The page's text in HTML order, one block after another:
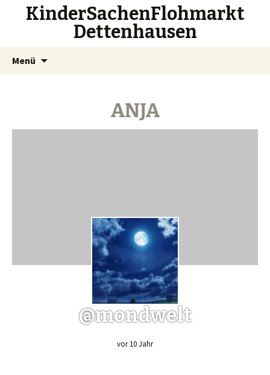
KinderSachenFlohmarkt
Dettenhausen
Menü
ANJA
@mondwelt
vor 10 Jahr